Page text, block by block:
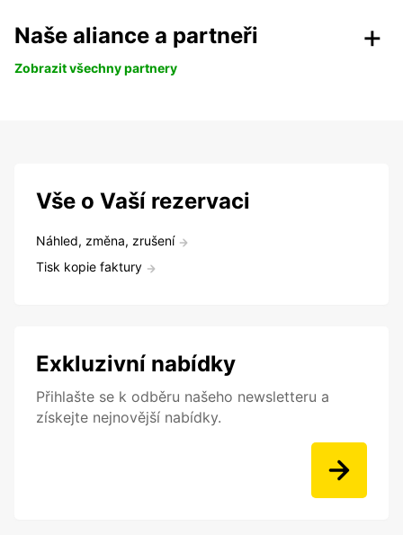
Naše aliance a partneři
Zobrazit všechny partnery
Vše o Vaší rezervaci
Náhled, změna, zrušení
Tisk kopie faktury
Exkluzivní nabídky
Přihlašte se k odběru našeho newsletteru a
získejte nejnovější nabídky.